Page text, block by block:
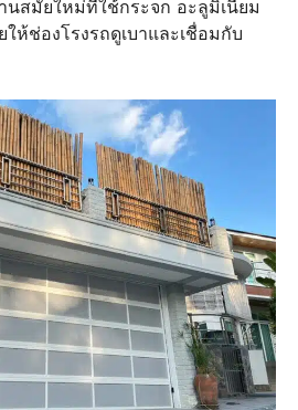
นสมัยใหม่ที่ใช้กระจก อะลูมิเนียม
ห้ช่องโรงรถดูเบาและเชื่อมกับ